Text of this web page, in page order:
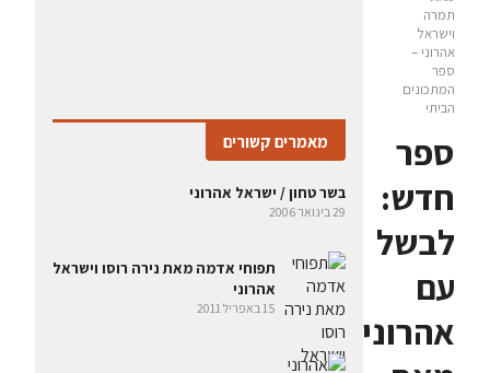
תמרה
וישראל
אהרוני –
ספר
המתכונים
הביתי
ספר
חדש:
לבשל
עם
אהרוניס
מאמרים קשורים
בשר טחון / ישראל אהרוני
29 בינואר 2006
תפוחי אדמה מאת נירה רוסו וישראל
אהרוני
15 באפריל 2011